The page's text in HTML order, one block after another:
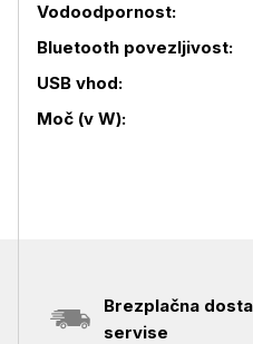
Podrobnosti izdelka
Vodoodpornost:
Bluetooth povezljivost:
USB vhod:
Moč (v W):
Brezplačna
servise